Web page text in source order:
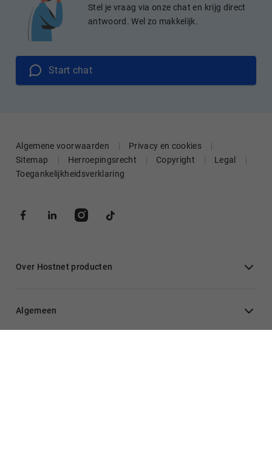
Stel je vraag via onze chat en krijg direct
antwoord. Wel zo makkelijk.
Start chat
Algemene voorwaarden
Privacy en cookies
Sitemap
Herroepingsrecht Copyright
Legal
Toegankelijkheidsverklaring
Over Hostnet producten
Algemeen